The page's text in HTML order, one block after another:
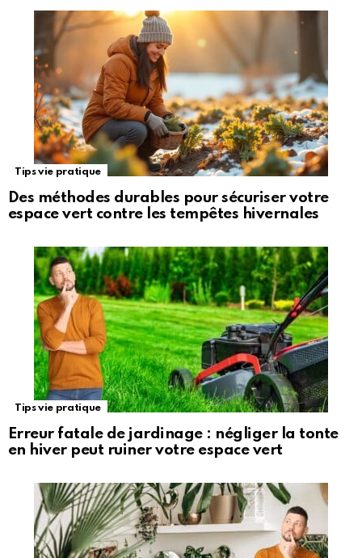
Tips vie pratique
Des méthodes durables pour sécuriser votre
espace vert contre les tempêtes hivernales
Tips vie pratique
Erreur fatale de jardinage : négliger la tonte
en hiver peut ruiner votre espace vert